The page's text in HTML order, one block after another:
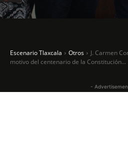
Escenario Tlaxcala Otros
J. Carmen
motivo del centenario de la Constitución...
-